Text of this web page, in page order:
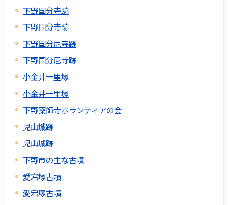
下野国分寺跡
下野国分寺跡
下野国分尼寺跡
下野国分尼寺跡
小金井一里塚
小金井一里塚
下野薬師寺ボランティアの会
児山城跡
児山城跡
下野市の主な古墳
愛宕塚古墳
愛宕塚古墳